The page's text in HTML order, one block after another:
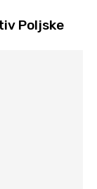
Poljske